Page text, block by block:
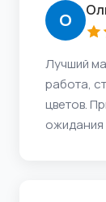
О
Лучший
работа,
цветов.
ожидания